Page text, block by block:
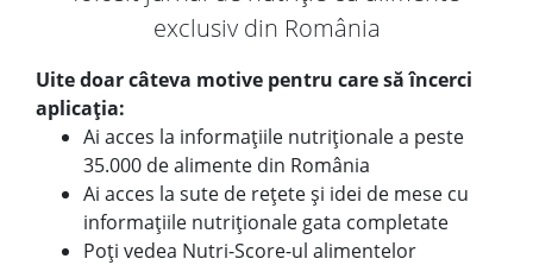
exclusiv din România
Uite doar câteva motive pentru care să încerci
aplicația:
Ai acces la informațiile nutriționale a peste
35.000 de alimente din România
Ai acces la sute de rețete și idei de mese cu
informațiile nutriționale gata completate
Poți vedea Nutri-Score-ul alimentelor